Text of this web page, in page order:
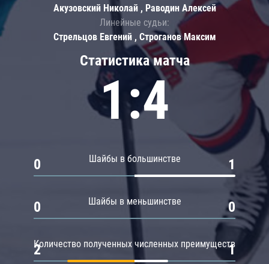
Статистика матча
1:4
Шайбы в большинстве
0 1
Шайбы в меньшинстве
0 0
Количество полученных численных преимуществ
2 1
Акузовский Николай , Раводин Алексей
Линейные судьи:
Стрельцов Евгений , Строганов Максим